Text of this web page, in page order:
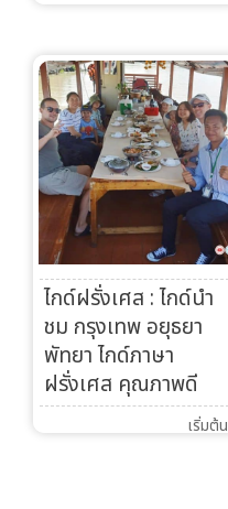
ไกด์ฝรั่งเศส : ไกด์นำ
ชม กรุงเทพ อยุธยา
พัทยา ไกด์ภาษา
ฝรั่งเศส คุณภาพดี
เริ่มต้น